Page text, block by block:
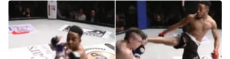
Sledujte nás